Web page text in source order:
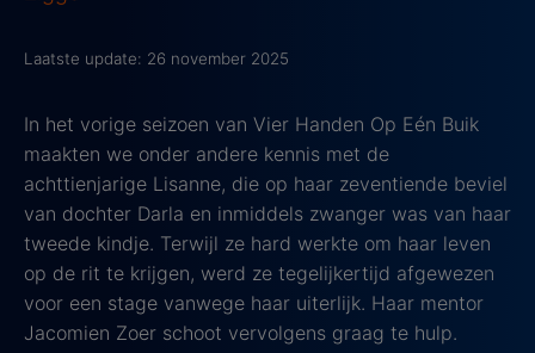
Laatste update: 26 november 2025
In het vorige seizoen van Vier Handen Op Eén Buik
maakten we onder andere kennis met de
achttienjarige Lisanne, die op haar zeventiende beviel
van dochter Darla en inmiddels zwanger was van haar
tweede kindje. Terwijl ze hard werkte om haar leven
op de rit te krijgen, werd ze tegelijkertijd afgewezen
voor een stage vanwege haar uiterlijk. Haar mentor
Jacomien Zoer schoot vervolgens graag te hulp.